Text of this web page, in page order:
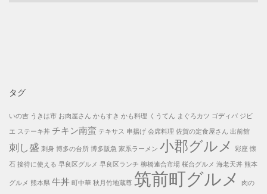
タグ
いの吉 うきは市 お肉屋さん かもすき かも料理 くうてん まぐろカツ ゴディバ ジビ
エ ステーキ丼 チキン南蛮 テキサス 串揚げ 会席料理 佐賀の定食屋さん 出前館
刺し盛 刺身 博多の台所 博多阪急 家系ラーメン 小郡グルメ 彩座 懐
石 接待に使える 早良区グルメ 早良区ランチ 柳橋連合市場 桜台グルメ 海老天丼 熊本
グルメ 熊本県 牛丼 町中華 秋月竹地蔵尊 筑前町グルメ
肉の